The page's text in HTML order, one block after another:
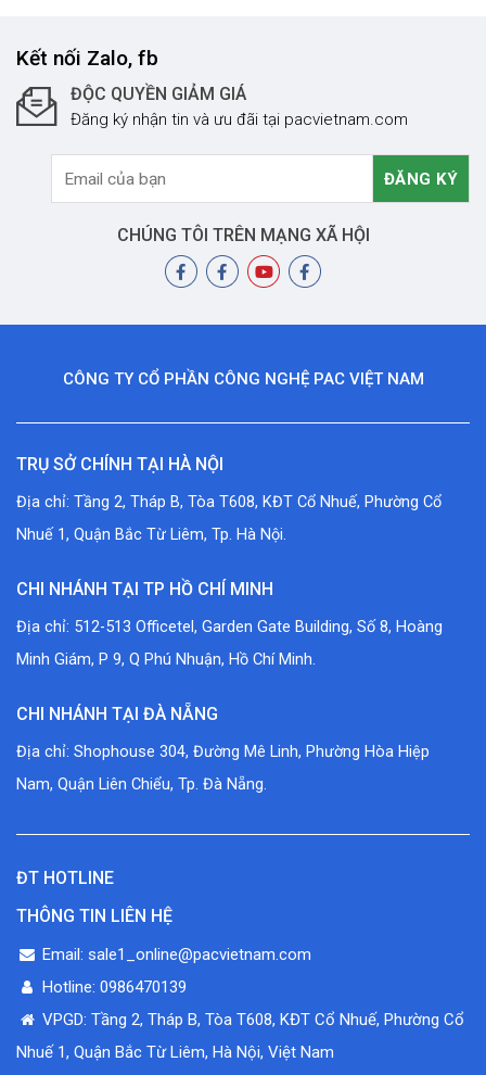
Kết nối Zalo, fb
ĐỘC QUYỀN GIẢM GIÁ
Đăng ký nhận tin và ưu đãi tại pacvietnam.com
CHÚNG TÔI TRÊN MẠNG XÃ HỘI
CÔNG TY CỔ PHẦN CÔNG NGHỆ PAC VIỆT NAM
TRỤ SỞ CHÍNH TẠI HÀ NỘI
Địa chỉ: Tầng 2, Tháp B, Tòa T608, KĐT Cổ Nhuế, Phường Cổ
Nhuế 1, Quận Bắc Từ Liêm, Tp. Hà Nội.
CHI NHÁNH TẠI TP HỒ CHÍ MINH
Địa chỉ: 512-513 Officetel, Garden Gate Building, Số 8, Hoàng
Minh Giám, P 9, Q Phú Nhuận, Hồ Chí Minh.
CHI NHÁNH TẠI ĐÀ NẴNG
Địa chỉ: Shophouse 304, Đường Mê Linh, Phường Hòa Hiệp
Nam, Quận Liên Chiểu, Tp. Đà Nẵng.
ĐT HOTLINE
THÔNG TIN LIÊN HỆ
Email: sale1_online@pacvietnam.com
Hotline: 0986470139
VPGD: Tầng 2, Tháp B, Tòa T608, KĐT Cổ Nhuế, Phường Cổ
Nhuế 1, Quận Bắc Từ Liêm, Hà Nội, Việt Nam